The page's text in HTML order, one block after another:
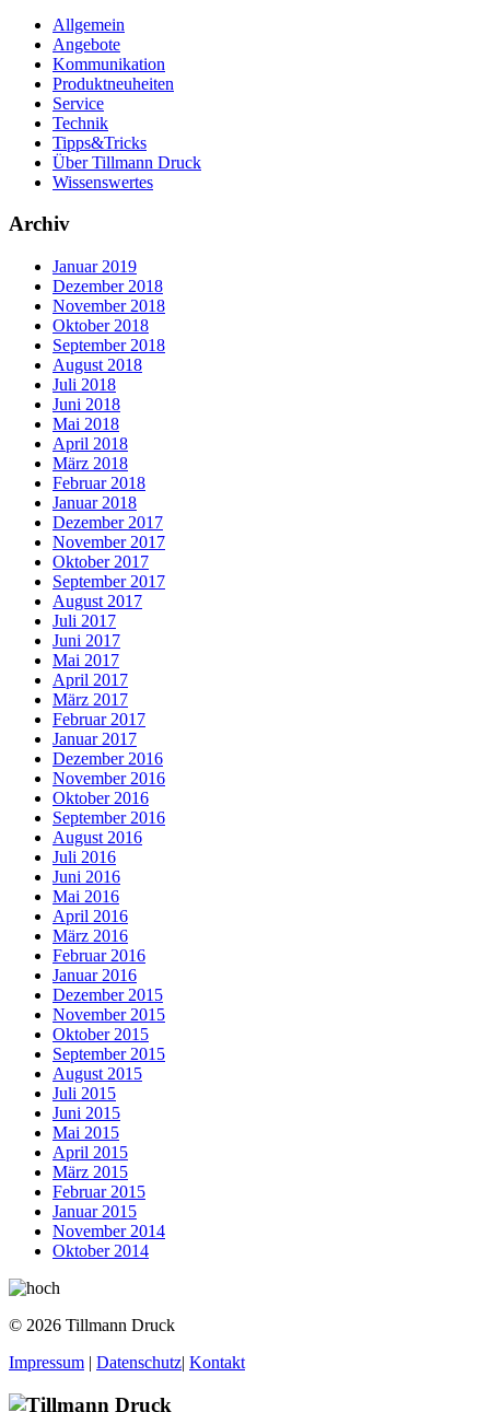
Allgemein
Angebote
Kommunikation
Produktneuheiten
Service
Technik
Tipps&Tricks
Über Tillmann Druck
Wissenswertes
Archiv
Januar 2019
Dezember 2018
November 2018
Oktober 2018
September 2018
August 2018
Juli 2018
Juni 2018
Mai 2018
April 2018
März 2018
Februar 2018
Januar 2018
Dezember 2017
November 2017
Oktober 2017
September 2017
August 2017
Juli 2017
Juni 2017
Mai 2017
April 2017
März 2017
Februar 2017
Januar 2017
Dezember 2016
November 2016
Oktober 2016
September 2016
August 2016
Juli 2016
Juni 2016
Mai 2016
April 2016
März 2016
Februar 2016
Januar 2016
Dezember 2015
November 2015
Oktober 2015
September 2015
August 2015
Juli 2015
Juni 2015
Mai 2015
April 2015
März 2015
Februar 2015
Januar 2015
November 2014
Oktober 2014
© 2026 Tillmann Druck
Impressum | Datenschutz| Kontakt